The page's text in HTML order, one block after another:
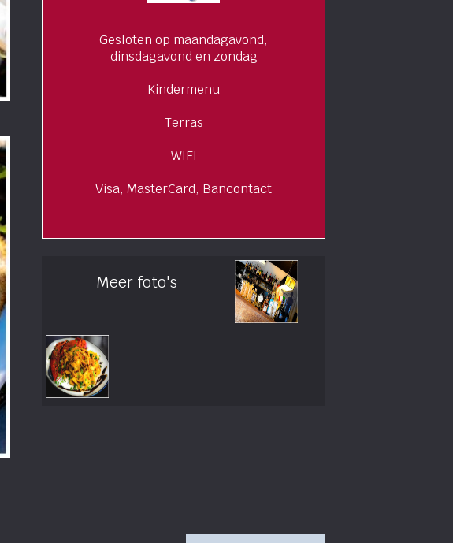
Gesloten op maandagavond,
dinsdagavond en zondag
Kindermenu
Terras
WIFI
Visa, MasterCard, Bancontact
Meer foto's